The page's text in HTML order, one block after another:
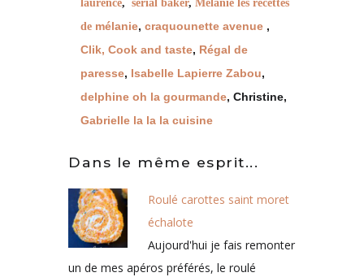
laurence, serial baker, Mélanie les recettes
de mélanie, craquounette avenue ,
Clik, Cook and taste, Régal de
paresse, Isabelle Lapierre Zabou,
delphine oh la gourmande, Christine,
Gabrielle la la la cuisine
Dans le même esprit...
Roulé carottes saint moret
échalote
Aujourd'hui je fais remonter
un de mes apéros préférés, le roulé